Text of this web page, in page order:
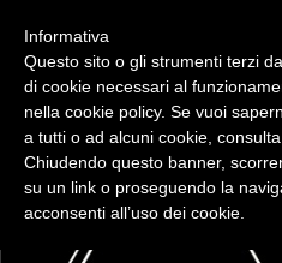
Informativa
Questo sito o gli strumenti terzi
di cookie necessari al
nella cookie policy. Se vuoi
a tutti o ad alcuni cookie,
Chiudendo questo banner,
su un link o proseguendo la
acconsenti all’uso dei cookie.